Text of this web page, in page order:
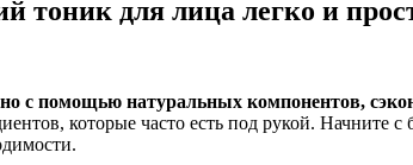
тоник для лица легко и
с помощью натуральных компонентов,
которые часто есть под рукой. Начните